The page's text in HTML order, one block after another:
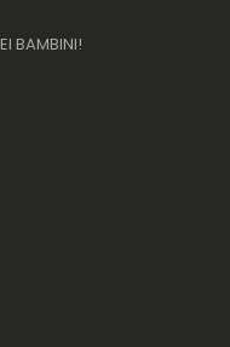
BAMBINI!